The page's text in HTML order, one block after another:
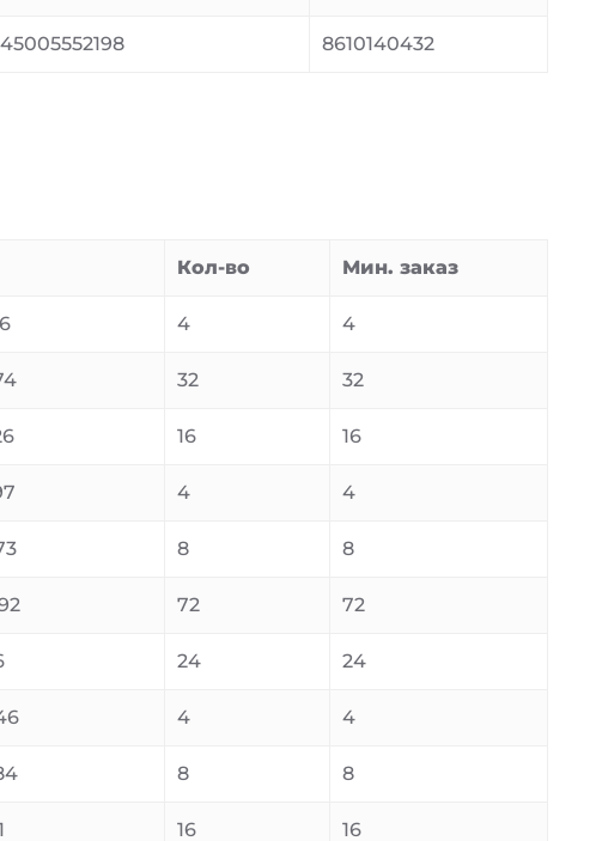
8610140432
Кол-во Мин. заказ
4 4
32 32
16 16
4 4
8 8
72 72
24 24
4 4
8 8
16 16